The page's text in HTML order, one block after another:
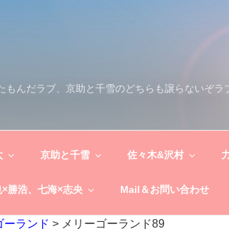
んだラブ、京助と千雪のどちらも譲らないぞラ
京助と千雪 佐々木&沢村
×勝浩、七海×志央 Mail＆お問い合わせ
ーランド > メリーゴーランド89